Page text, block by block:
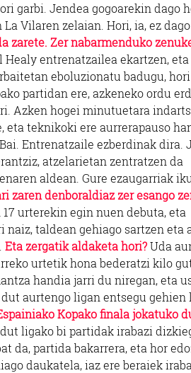
garbi. Jendea gogoarekin dago
Vilaren zelaian. Hori, ia, ez
zarete. Zer nabarmenduko
entrenatzailea ekartzen, eta
eboluzionatu badugu,
partidan ere, azkeneko ordu
Azken hogei minutuetara
eta teknikoki ere aurrerapauso
Bai. Entrenatzaile ezberdinak dira.
atzelarietan zentratzen da
aldean. Gure ezaugarriak
zaren denboraldiaz zer esango
urterekin egin nuen debuta, eta
taldean gehiago sartzen eta
Eta zergatik aldaketa hori?Uda
urtetik hona bederatzi kilo
handia jarri du niregan, eta
dut aurtengo ligan entsegu gehien
Kopako finala jokatuko
ligako bi partidak irabazi
da, partida bakarrera, eta hor
daukatela, iaz ere beraiek